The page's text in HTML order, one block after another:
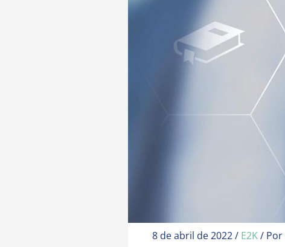
8 de abril de 2022/ E2K/ Por